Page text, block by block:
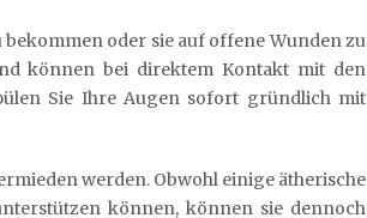
oder sie auf offene Wunden zu
können bei direktem Kontakt mit den
Sie Ihre Augen sofort gründlich mit
werden. Obwohl einige ätherische
können, können sie dennoch